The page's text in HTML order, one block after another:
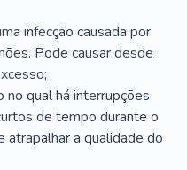
infecção causada por
Pode causar desde
qual há interrupções
de tempo durante o
atrapalhar a qualidade do